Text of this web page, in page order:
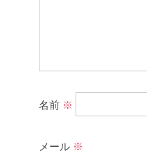
名前 ※
メール ※